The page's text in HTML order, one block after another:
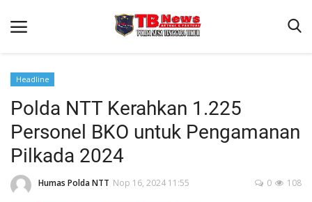
Beranda
Binkam
Terms & Conditions
Reskrim
Headline
Polda NTT Kerahkan 1.225
Personel BKO untuk Pengamanan
Pilkada 2024
Humas Polda NTT Nop 16, 2024 11:55 108
0